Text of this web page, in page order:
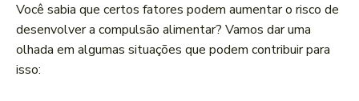
Você sabia que certos fatores podem aumentar o risco de
desenvolver a compulsão alimentar? Vamos dar uma
olhada em algumas situações que podem contribuir para
isso: